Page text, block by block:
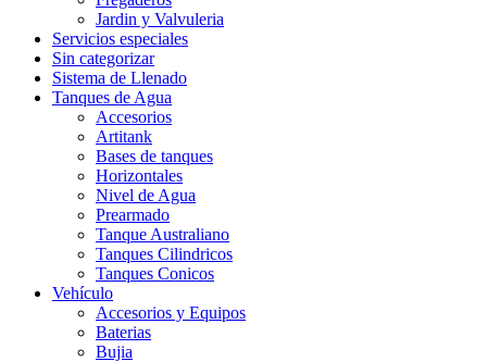
Jardin y Valvuleria
Servicios especiales
Sin categorizar
Sistema de Llenado
Tanques de Agua
Accesorios
Artitank
Bases de tanques
Horizontales
Nivel de Agua
Prearmado
Tanque Australiano
Tanques Cilindricos
Tanques Conicos
Vehículo
Accesorios y Equipos
Baterias
Bujia